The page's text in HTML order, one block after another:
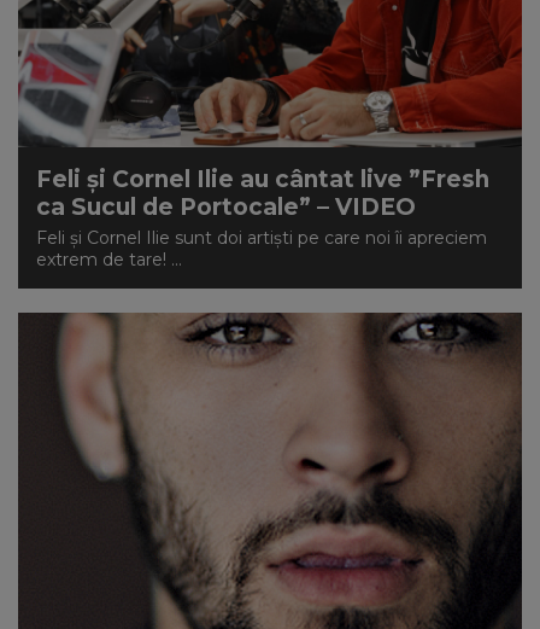
Feli și Cornel Ilie au cântat live ”Fresh
ca Sucul de Portocale” – VIDEO
Feli și Cornel Ilie sunt doi artiști pe care noi îi apreciem
extrem de tare! ...